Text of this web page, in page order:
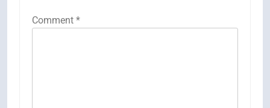
Comment *